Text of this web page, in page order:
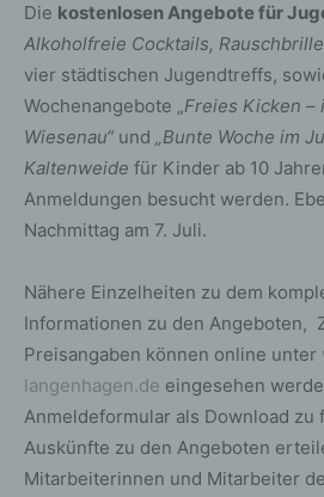
Die kostenlosen Angebote für
Alkoholfreie Cocktails,
vier städtischen Jugendtreffs,
Wochenangebote „Freies Kicken –
Wiesenau“ und „Bunte Woche im
Kaltenweide für Kinder ab 10
Anmeldungen besucht werden.
Nachmittag am 7. Juli.
Nähere Einzelheiten zu dem
Informationen zu den Angeboten,
Preisangaben können online unter
langenhagen.de eingesehen
Anmeldeformular als Download zu
Auskünfte zu den Angeboten
Mitarbeiterinnen und Mitarbeiter